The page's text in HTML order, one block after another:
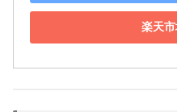
楽天